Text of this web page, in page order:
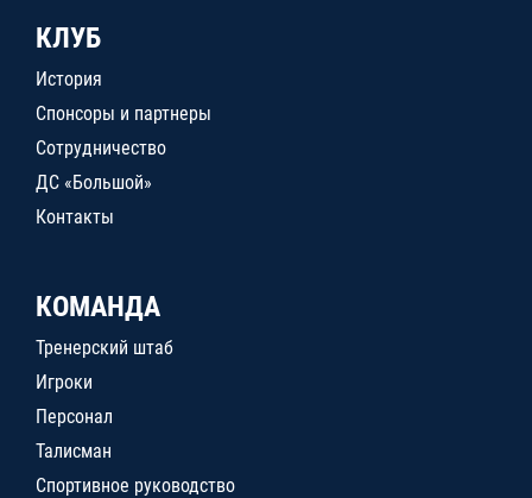
КЛУБ
История
Спонсоры и партнеры
Сотрудничество
ДС «Большой»
Контакты
КОМАНДА
Тренерский штаб
Игроки
Персонал
Талисман
Спортивное руководство